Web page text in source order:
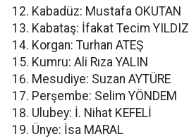
Kabadüz: Mustafa OKUTAN
Kabataş: İfakat Tecim YILDIZ
Korgan: Turhan ATEŞ
Kumru: Ali Rıza YALIN
Mesudiye: Suzan AYTÜRE
Perşembe: Selim YÖNDEM
Ulubey: İ. Nihat KEFELİ
Ünye: İsa MARAL